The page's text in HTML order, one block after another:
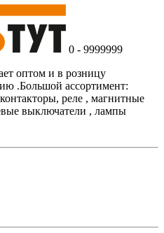
0 - 9999999
оптом и в розницу
.Большой ассортимент:
реле , магнитные
выключатели , лампы